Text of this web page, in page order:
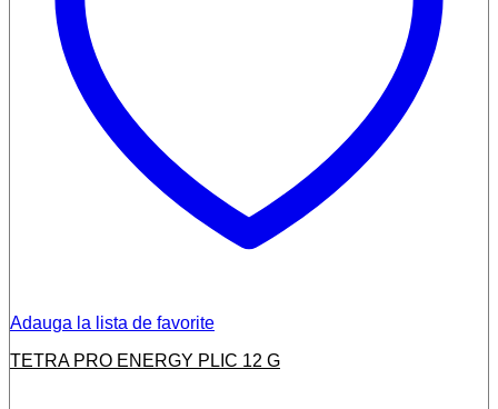
Adauga la lista de favorite
TETRA PRO ENERGY PLIC 12 G